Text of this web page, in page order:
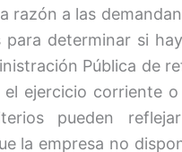
razón a las
determinar si
Pública de
ejercicio corriente
pueden
la empresa no